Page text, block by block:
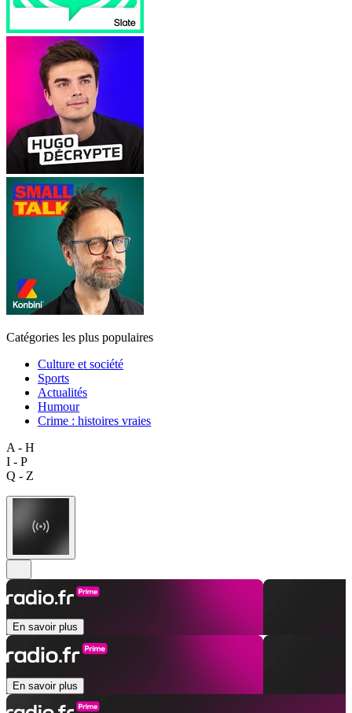
Catégories les plus populaires
Culture et société
Sports
Actualités
Humour
Crime : histoires vraies
A - H
I - P
Q - Z
En savoir plus
En savoir plus